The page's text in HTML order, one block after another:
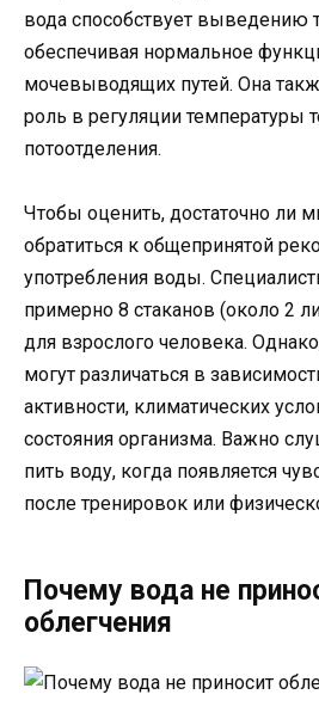
вода способствует выведению
обеспечивая нормальное
мочевыводящих путей. Она
роль в регуляции температуры
потоотделения.
Чтобы оценить, достаточно
обратиться к общепринятой
употребления воды.
примерно 8 стаканов (около 2
для взрослого человека.
могут различаться в
активности, климатических
состояния организма. Важно
пить воду, когда появляется
после тренировок или
Почему вода не
облегчения